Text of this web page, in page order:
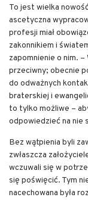
To jest wielka
ascetyczna
profesji miał
zakonnikiem i
zapomnienie o nim.
przeciwny; obecnie
do odważnych
braterskiej i
to tylko możliwe –
odpowiedzieć na nie
Bez wątpienia byli
zwłaszcza
wczuwali się w
się poświęcić. Tym
nacechowana była